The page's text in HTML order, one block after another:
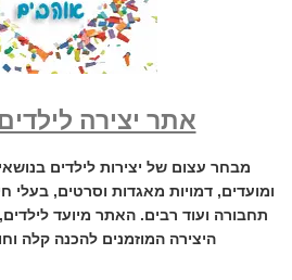
אתר יצירה לילדים
מבחר עצום של יצירות לילדים
ומועדים, דמויות מאגדות וסרטים, בעלי
תחבורה ועוד רבים. האתר מיועד
היצירה המוזמנים להכנה קלה